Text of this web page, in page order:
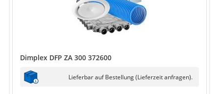
Dimplex DFP ZA 300 372600
Lieferbar auf Bestellung (Lieferzeit anfragen).